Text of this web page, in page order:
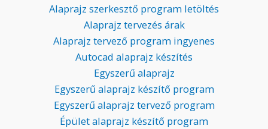
Alaprajz szerkesztő program letöltés
Alaprajz tervezés árak
Alaprajz tervező program ingyenes
Autocad alaprajz készítés
Egyszerű alaprajz
Egyszerű alaprajz készítő program
Egyszerű alaprajz tervező program
Épület alaprajz készítő program